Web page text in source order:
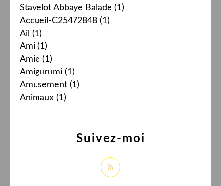
Stavelot Abbaye Balade (1)
Accueil-C25472848 (1)
Ail (1)
Ami (1)
Amie (1)
Amigurumi (1)
Amusement (1)
Animaux (1)
Suivez-moi